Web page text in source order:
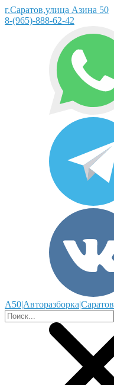
г.Саратов,улица Азина 50
8-(965)-888-62-42
А50|Авторазборка|Саратов